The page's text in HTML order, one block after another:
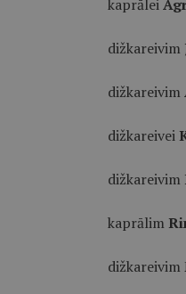
kaprālei
dižkareivim
dižkareivim
dižkareivei
dižkareivim
kaprālim
dižkareivim